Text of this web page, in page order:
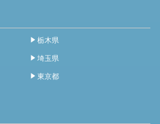
栃木県
埼玉県
東京都